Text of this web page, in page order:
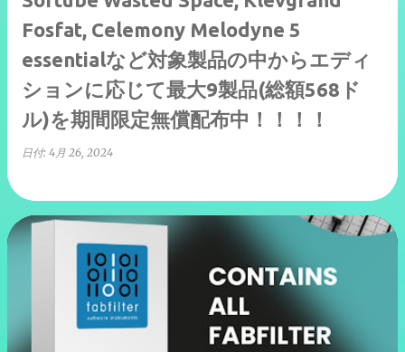
Fosfat, Celemony Melodyne 5
essentialなど対象製品の中からエディ
ションに応じて最大9製品(総額568ド
ル)を期間限定無償配布中！！！！
日付: 4月 26, 2024